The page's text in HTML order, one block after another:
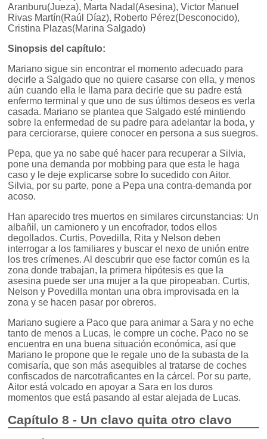
Aranburu(Jueza), Marta Nadal(Asesina), Victor Manuel
Rivas Martín(Raúl Díaz), Roberto Pérez(Desconocido),
Cristina Plazas(Marina Salgado)
Sinopsis del capítulo:
Mariano sigue sin encontrar el momento adecuado para
decirle a Salgado que no quiere casarse con ella, y menos
aún cuando ella le llama para decirle que su padre está
enfermo terminal y que uno de sus últimos deseos es verla
casada. Mariano se plantea que Salgado esté mintiendo
sobre la enfermedad de su padre para adelantar la boda, y
para cerciorarse, quiere conocer en persona a sus suegros.
Pepa, que ya no sabe qué hacer para recuperar a Silvia,
pone una demanda por mobbing para que esta le haga
caso y le deje explicarse sobre lo sucedido con Aitor.
Silvia, por su parte, pone a Pepa una contra-demanda por
acoso.
Han aparecido tres muertos en similares circunstancias: Un
albañil, un camionero y un encofrador, todos ellos
degollados. Curtis, Povedilla, Rita y Nelson deben
interrogar a los familiares y buscar el nexo de unión entre
los tres crímenes. Al descubrir que ese factor común es la
zona donde trabajan, la primera hipótesis es que la
asesina puede ser una mujer a la que piropeaban. Curtis,
Nelson y Povedilla montan una obra improvisada en la
zona y se hacen pasar por obreros.
Mariano sugiere a Paco que para animar a Sara y no eche
tanto de menos a Lucas, le compre un coche. Paco no se
encuentra en una buena situación económica, así que
Mariano le propone que le regale uno de la subasta de la
comisaría, que son más asequibles al tratarse de coches
confiscados de narcotraficantes en la cárcel. Por su parte,
Aitor está volcado en apoyar a Sara en los duros
momentos que está pasando al estar alejada de Lucas.
Capítulo 8 - Un clavo quita otro clavo